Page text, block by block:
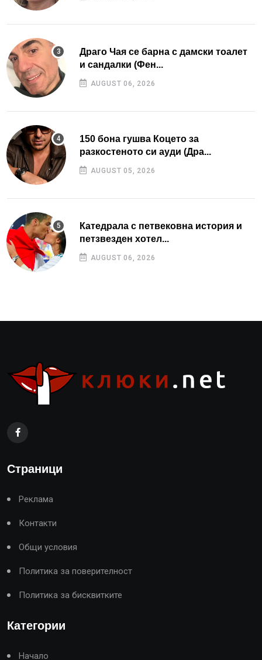
Драго Чая се барна с дамски тоалет
и сандалки (Фен...
AUGUST 06, 2026
150 бона гушва Коцето за
разкостеното си ауди (Дра...
AUGUST 05, 2026
Катедрала с петвековна история и
петзвезден хотел...
AUGUST 06, 2026
Страници
Реклама
Контакти
Общи условия
Политика за поверителност
Политика за бисквитките
Категории
Начало